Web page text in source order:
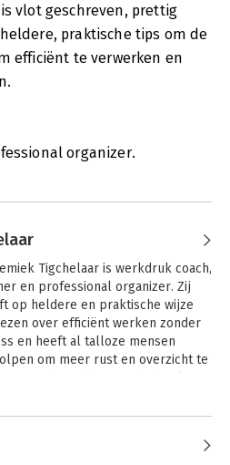
vlot geschreven, prettig
praktische tips om de
efficiënt te verwerken en
organizer.
Tigchelaar is werkdruk coach,
en professional organizer. Zij
op heldere en praktische wijze
over efficiënt werken zonder
en heeft al talloze mensen
om meer rust en overzicht te
(2013).
Annemiek